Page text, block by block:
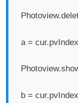
а =
b =